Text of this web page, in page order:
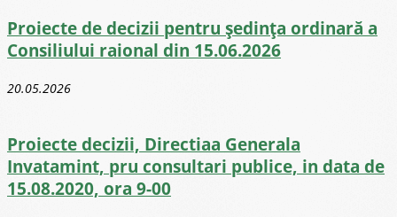
Proiecte de decizii pentru ședința ordinară a
Consiliului raional din 15.06.2026
20.05.2026
Proiecte decizii, Directiaa Generala
Invatamint, pru consultari publice, in data de
15.08.2020, ora 9-00